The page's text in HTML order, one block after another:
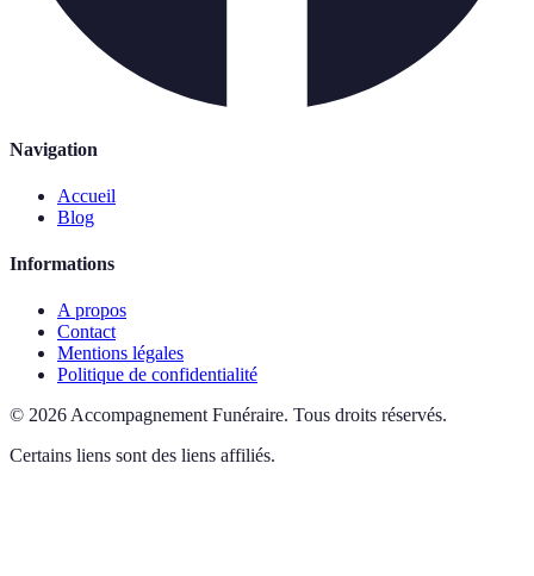
Navigation
Accueil
Blog
Informations
A propos
Contact
Mentions légales
Politique de confidentialité
© 2026Accompagnement Funéraire. Tous droits réservés.
Certains liens sont des liens affiliés.